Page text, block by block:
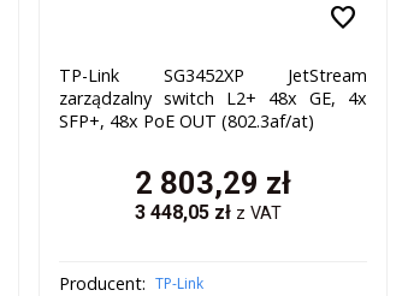
favorite
TP-Link SG3452XP JetStream
zarządzalny switch L2+ 48x GE, 4x
SFP+, 48x PoE OUT (802.3af/at)
2 803,29 zł
3 448,05 zł z VAT
Producent: TP-Link